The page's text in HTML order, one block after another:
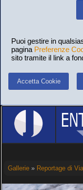
Puoi gestire in
pagina Preferenze
sito tramite il link a
Accetta Cookie
Gallerie» Reportage di